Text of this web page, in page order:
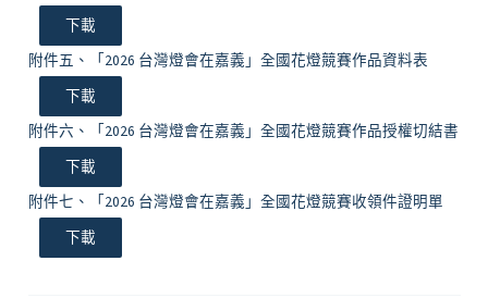
下載
附件五、「2026 台灣燈會在嘉義」全國花燈競賽作品資料表
下載
附件六、「2026 台灣燈會在嘉義」全國花燈競賽作品授權切結書
下載
附件七、「2026 台灣燈會在嘉義」全國花燈競賽收領件證明單
下載